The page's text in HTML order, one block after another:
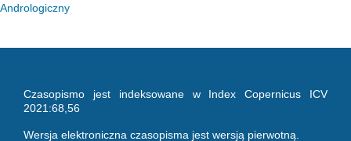
Andrologiczny
Czasopismo jest indeksowane w Index Copernicus ICV
2021:68,56
Wersja elektroniczna czasopisma jest wersją pierwotną.